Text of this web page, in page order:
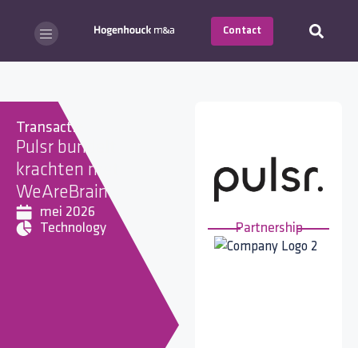
Contact
Transactie
Pulsr bundelt
krachten met
WeAreBrain
mei 2026
Technology
Partnership